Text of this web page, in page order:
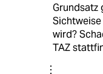
Grundsatz
wird?
TAZ